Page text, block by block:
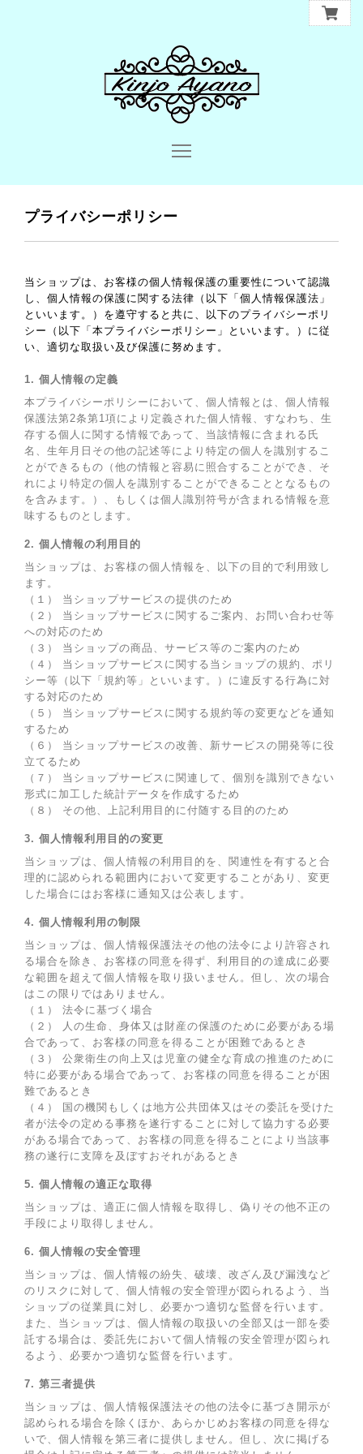
プライバシーポリシー
当ショップは、お客様の個人情報保護の重要性について認識
し、個人情報の保護に関する法律（以下「個人情報保護法」
といいます。）を遵守すると共に、以下のプライバシーポリ
シー（以下「本プライバシーポリシー」といいます。）に従
い、適切な取扱い及び保護に努めます。
1. 個人情報の定義
本プライバシーポリシーにおいて、個人情報とは、個人情報
保護法第2条第1項により定義された個人情報、すなわち、生
存する個人に関する情報であって、当該情報に含まれる氏
名、生年月日その他の記述等により特定の個人を識別するこ
とができるもの（他の情報と容易に照合することができ、そ
れにより特定の個人を識別することができることとなるもの
を含みます。）、もしくは個人識別符号が含まれる情報を意
味するものとします。
2. 個人情報の利用目的
当ショップは、お客様の個人情報を、以下の目的で利用致し
ます。
（１） 当ショップサービスの提供のため
（２） 当ショップサービスに関するご案内、お問い合わせ等
への対応のため
（３） 当ショップの商品、サービス等のご案内のため
（４） 当ショップサービスに関する当ショップの規約、ポリ
シー等（以下「規約等」といいます。）に違反する行為に対
する対応のため
（５） 当ショップサービスに関する規約等の変更などを通知
するため
（６） 当ショップサービスの改善、新サービスの開発等に役
立てるため
（７） 当ショップサービスに関連して、個別を識別できない
形式に加工した統計データを作成するため
（８） その他、上記利用目的に付随する目的のため
3. 個人情報利用目的の変更
当ショップは、個人情報の利用目的を、関連性を有すると合
理的に認められる範囲内において変更することがあり、変更
した場合にはお客様に通知又は公表します。
4. 個人情報利用の制限
当ショップは、個人情報保護法その他の法令により許容され
る場合を除き、お客様の同意を得ず、利用目的の達成に必要
な範囲を超えて個人情報を取り扱いません。但し、次の場合
はこの限りではありません。
（１） 法令に基づく場合
（２） 人の生命、身体又は財産の保護のために必要がある場
合であって、お客様の同意を得ることが困難であるとき
（３） 公衆衛生の向上又は児童の健全な育成の推進のために
特に必要がある場合であって、お客様の同意を得ることが困
難であるとき
（４） 国の機関もしくは地方公共団体又はその委託を受けた
者が法令の定める事務を遂行することに対して協力する必要
がある場合であって、お客様の同意を得ることにより当該事
務の遂行に支障を及ぼすおそれがあるとき
5. 個人情報の適正な取得
当ショップは、適正に個人情報を取得し、偽りその他不正の
手段により取得しません。
6. 個人情報の安全管理
当ショップは、個人情報の紛失、破壊、改ざん及び漏洩など
のリスクに対して、個人情報の安全管理が図られるよう、当
ショップの従業員に対し、必要かつ適切な監督を行います。
また、当ショップは、個人情報の取扱いの全部又は一部を委
託する場合は、委託先において個人情報の安全管理が図られ
るよう、必要かつ適切な監督を行います。
7. 第三者提供
当ショップは、個人情報保護法その他の法令に基づき開示が
認められる場合を除くほか、あらかじめお客様の同意を得な
いで、個人情報を第三者に提供しません。但し、次に掲げる